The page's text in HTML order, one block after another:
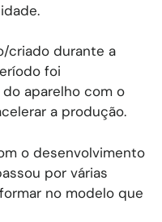
criado durante a
foi
aparelho com o
a produção.
o desenvolvimento
por várias
no modelo que